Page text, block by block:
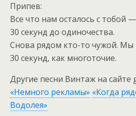
Припев:
Все что нам осталось с тобой
30 секунд до одиночества.
Снова рядом кто-то чужой.
30 секунд, как многоточие.
Другие песни Винтаж на сайте
«Немного рекламы» «Когда
Водолея»